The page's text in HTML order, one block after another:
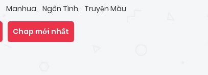
Manhua, Ngôn Tình, Truyện Màu
Chap mới nhất